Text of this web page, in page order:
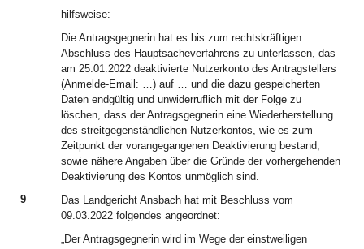
hilfsweise:
Die Antragsgegnerin hat es bis zum rechtskräftigen
Abschluss des Hauptsacheverfahrens zu unterlassen, das
am 25.01.2022 deaktivierte Nutzerkonto des Antragstellers
(Anmelde-Email: …) auf … und die dazu gespeicherten
Daten endgültig und unwiderruflich mit der Folge zu
löschen, dass der Antragsgegnerin eine Wiederherstellung
des streitgegenständlichen Nutzerkontos, wie es zum
Zeitpunkt der vorangegangenen Deaktivierung bestand,
sowie nähere Angaben über die Gründe der vorhergehenden
Deaktivierung des Kontos unmöglich sind.
9
Das Landgericht Ansbach hat mit Beschluss vom
09.03.2022 folgendes angeordnet:
„Der Antragsgegnerin wird im Wege der einstweiligen